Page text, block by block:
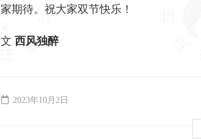
家期待。祝大家双节快乐！
文 西风独醉
2023年10月2日